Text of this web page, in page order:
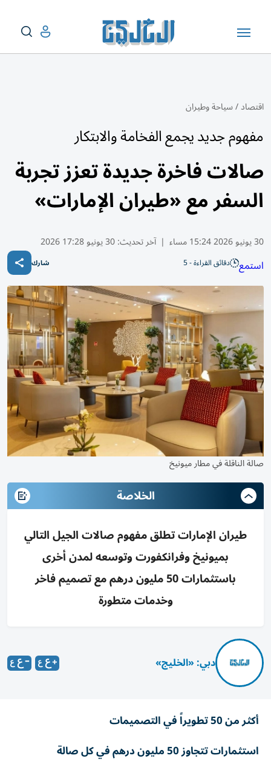
اقتصاد/سياحة وطيران
͏مفهوم جديد يجمع الفخامة والابتكار
صالات فاخرة جديدة تعزز تجربة
السفر مع «طيران الإمارات»
30 يونيو 2026 15:24 مساء | آخر تحديث:30 يونيو 17:28 2026
استمع دقائق القراءة - 5 شارك
صالة الناقلة في مطار ميونيخ
الخلاصة
طيران الإمارات تطلق مفهوم صالات الجيل التالي
بميونيخ وفرانكفورت وتوسعه لمدن أخرى
باستثمارات 50 مليون درهم مع تصميم فاخر
وخدمات متطورة
دبي: «الخليج»
أكثر من 50 تطويراً في التصميمات
‌استثمارات تتجاوز 50 مليون درهم في كل صالة